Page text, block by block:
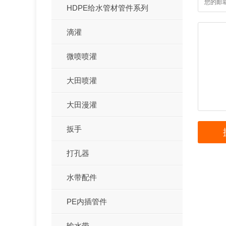
HDPE给水管材管件系列
滴灌
微喷喷灌
大田喷灌
大田漫灌
扳手
打孔器
水带配件
PE内插管件